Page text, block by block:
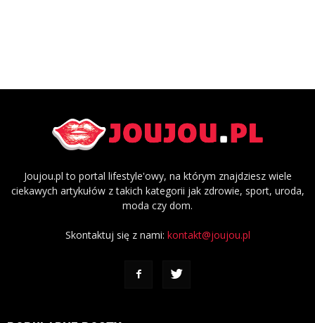
Joujou.pl to portal lifestyle'owy, na którym znajdziesz wiele
ciekawych artykułów z takich kategorii jak zdrowie, sport, uroda,
moda czy dom.
Skontaktuj się z nami: kontakt@joujou.pl